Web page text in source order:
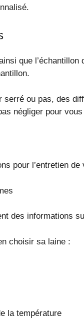
que
ou pas, des
négliger pour
pour l’entretien de
des informations
choisir sa laine :
la température